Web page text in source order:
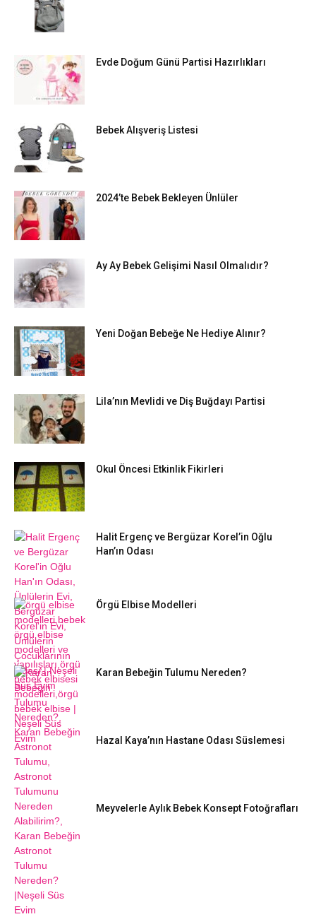
Evde Doğum Günü Partisi Hazırlıkları
Bebek Alışveriş Listesi
2024’te Bebek Bekleyen Ünlüler
Ay Ay Bebek Gelişimi Nasıl Olmalıdır?
Yeni Doğan Bebeğe Ne Hediye Alınır?
Lila’nın Mevlidi ve Diş Buğdayı Partisi
Okul Öncesi Etkinlik Fikirleri
Halit Ergenç ve Bergüzar Korel’in Oğlu
Han’ın Odası
Örgü Elbise Modelleri
Karan Bebeğin Tulumu Nereden?
Hazal Kaya’nın Hastane Odası Süslemesi
Meyvelerle Aylık Bebek Konsept Fotoğrafları